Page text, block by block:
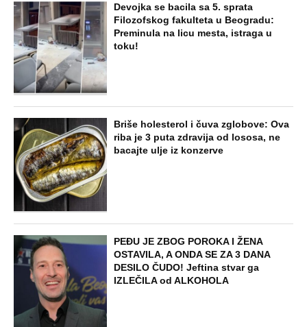
Devojka se bacila sa 5. sprata
Filozofskog fakulteta u Beogradu:
Preminula na licu mesta, istraga u
toku!
Briše holesterol i čuva zglobove: Ova
riba je 3 puta zdravija od lososa, ne
bacajte ulje iz konzerve
PEĐU JE ZBOG POROKA I ŽENA
OSTAVILA, A ONDA SE ZA 3 DANA
DESILO ČUDO! Jeftina stvar ga
IZLEČILA od ALKOHOLA